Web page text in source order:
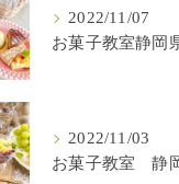
2022/11/07
2022/11/03